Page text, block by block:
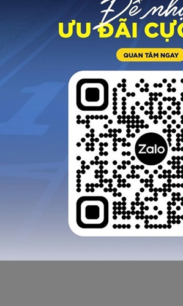
Sản phẩm ok chạy trên
sân ko bị ngã vì nó trợ
lực tốt. Đã đi thử 1 trận
đá rồi mới feedback cho
anh em
MINH LONG
Quảng Ngãi